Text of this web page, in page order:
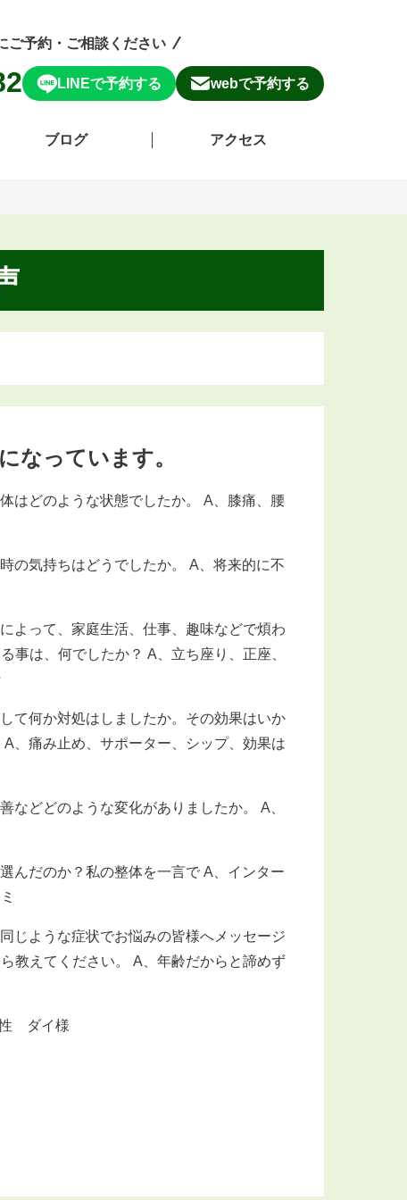
ご予約・ご相談ください
LINEで予約する webで予約する
ブログ アクセス
なっています。
はどのような状態でしたか。 A、膝痛、腰
の気持ちはどうでしたか。 A、将来的に不
よって、家庭生活、仕事、趣味などで煩わ
事は、何でしたか？ A、立ち座り、正座、
て何か対処はしましたか。その効果はいか
A、痛み止め、サポーター、シップ、効果は
などどのような変化がありましたか。 A、
んだのか？私の整体を一言で A、インター
じような症状でお悩みの皆様へメッセージ
教えてください。 A、年齢だからと諦めず
ダイ様